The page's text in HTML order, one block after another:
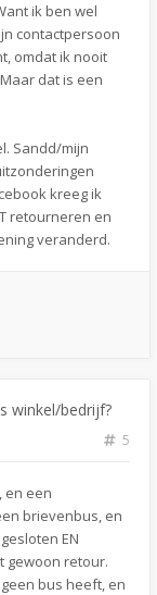
ik ben wel
contactpersoon
omdat ik nooit
dat is een
Sandd/mijn
kreeg ik
retourneren en
veranderd.
winkel/bedrijf?
5
en een
brievenbus, en
EN
gewoon retour.
bus heeft, en